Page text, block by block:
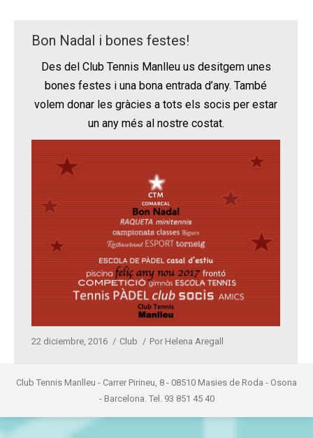
CONTACTE
Bon Nadal i bones festes!
Des del Club Tennis Manlleu us desitgem unes
bones festes i una bona entrada d’any. També
volem donar les gràcies a tots els socis per estar
un any més al nostre costat.
22 diciembre, 2016 Club Por Helena Aregall
Club Tennis Manlleu - Carrer Pirineu, 8 - 08510 Masies de Roda - Osona
- Barcelona. Tel. 93 851 45 40